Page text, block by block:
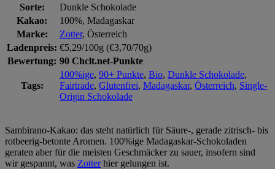
Sorte:
Dunkle Schokolade
Kakao:
100%, Madagaskar
Marke:
Zotter, Österreich
Ladenpreis: €5,29/100g (€3,70/70g)
Bewertung: 90 Chclt.net-Punkte
Tags:
100%ige, 90+ Punkte, Bio, Dunkle Schokolade,
Fairtrade, Glutenfrei, Madagaskar, Österreich, Single-
Origin Schokolade
Sambirano-Kakao: das steht natürlich für Säure-, gerade zitrisch- bis
rotbeerig-betonte Aromen. 100%ige Madagaskar-Schokoladen
geraten aber für die meisten Geschmäcker zu sauer, insofern sind
wir gespannt, was Zotterhier gelungen ist.